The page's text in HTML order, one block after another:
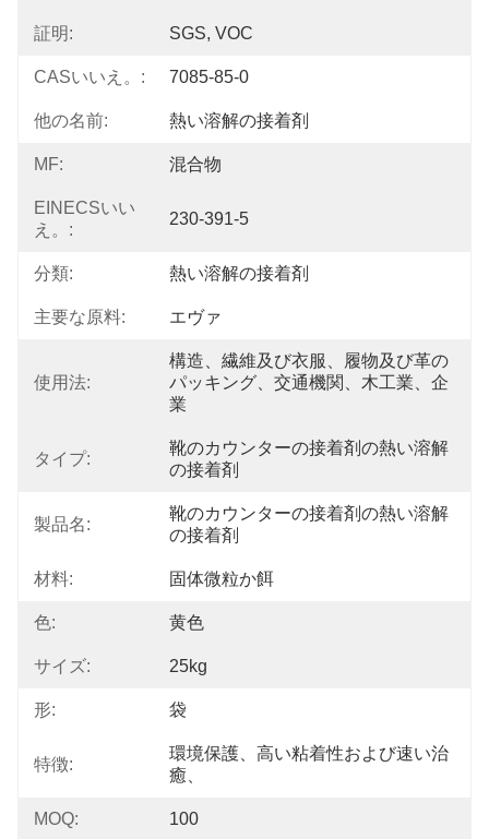
証明: SGS, VOC
CASいいえ。: 7085-85-0
他の名前: 熱い溶解の接着剤
MF: 混合物
EINECSいい
え。:
230-391-5
分類: 熱い溶解の接着剤
主要な原料: エヴァ
使用法:
構造、繊維及び衣服、履物及び革の
パッキング、交通機関、木工業、企
業
タイプ:
靴のカウンターの接着剤の熱い溶解
の接着剤
製品名:
靴のカウンターの接着剤の熱い溶解
の接着剤
材料: 固体微粒か餌
色: 黄色
サイズ: 25kg
形: 袋
特徴:
環境保護、高い粘着性および速い治
癒、
MOQ: 100